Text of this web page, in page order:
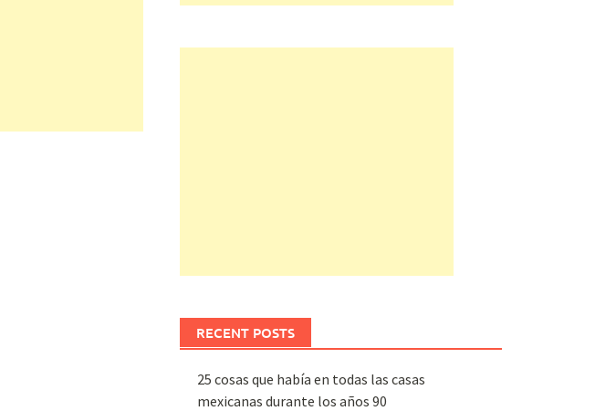
RECENT POSTS
25 cosas que había en todas las casas
mexicanas durante los años 90